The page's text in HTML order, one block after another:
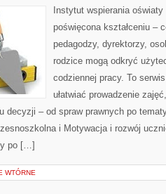
Instytut wspierania
poświęcona kształceniu –
pedagodzy, dyrektorzy,
rodzice mogą odkryć
codziennej pracy. To
ułatwiać prowadzenie
decyzji – od spraw prawnych po
i Motywacja i rozwój
po […]
WTÓRNE